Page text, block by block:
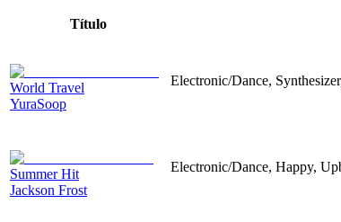
Título
World Travel
YuraSoop
Electronic/Dance,
Summer Hit
Jackson Frost
Electronic/Dance, Happy,